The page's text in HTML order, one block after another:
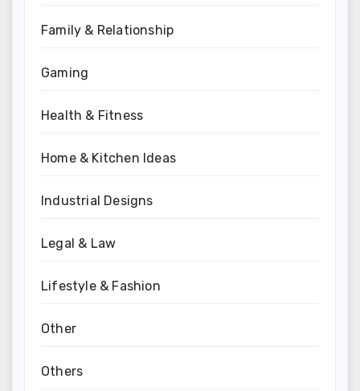
Family & Relationship
Gaming
Health & Fitness
Home & Kitchen Ideas
Industrial Designs
Legal & Law
Lifestyle & Fashion
Other
Others